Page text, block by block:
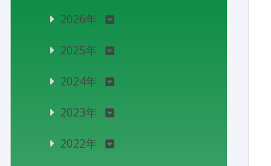
2026年
2025年
2024年
2023年
2022年